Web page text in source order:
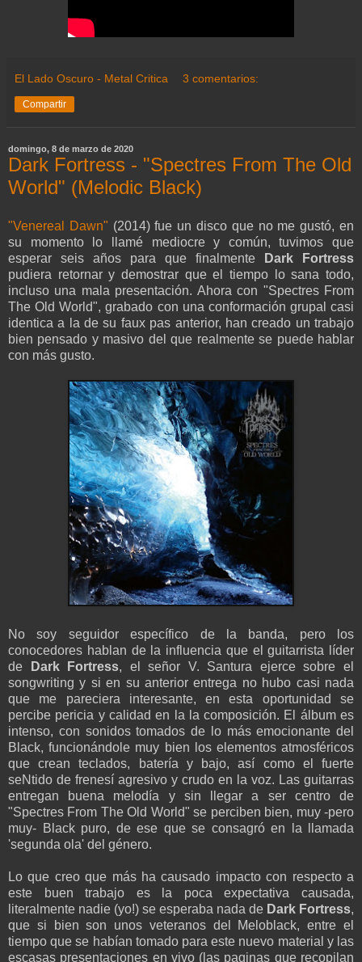
El Lado Oscuro - Metal Critica 3 comentarios:
Compartir
domingo, 8 de marzo de 2020
Dark Fortress - "Spectres From The Old
World" (Melodic Black)
"Venereal Dawn" (2014) fue un disco que no me gustó, en
su momento lo llamé mediocre y común, tuvimos que
esperar seis años para que finalmente
Dark Fortress
pudiera retornar y demostrar que el tiempo lo sana todo,
incluso una mala presentación. Ahora con "Spectres From
The Old World", grabado con una conformación grupal casi
identica a la de su faux pas anterior, han creado un trabajo
bien pensado y masivo del que realmente se puede hablar
con más gusto.
No soy seguidor específico de la banda, pero los
conocedores hablan de la influencia que el guitarrista líder
de
Dark Fortress, el señor V. Santura ejerce sobre el
songwriting y si en su anterior entrega no hubo casi nada
que me pareciera interesante, en esta oportunidad se
percibe pericia y calidad en la la composición. El álbum es
intenso, con sonidos tomados de lo más emocionante del
Black, funcionándole muy bien los elementos atmosféricos
que crean teclados, batería y bajo, así como el fuerte
seNtido de frenesí agresivo y crudo en la voz. Las guitarras
entregan buena melodía y sin llegar a ser centro de
"Spectres From The Old World" se perciben bien, muy -pero
muy- Black puro, de ese que se consagró en la llamada
'segunda ola' del género.
Lo que creo que más ha causado impacto con respecto a
este buen trabajo es la poca expectativa causada,
literalmente nadie (yo!) se esperaba nada de Dark Fortress,
que si bien son unos veteranos del Meloblack, entre el
tiempo que se habían tomado para este nuevo material y las
escasas presentaciones en vivo (las paginas que recopilan